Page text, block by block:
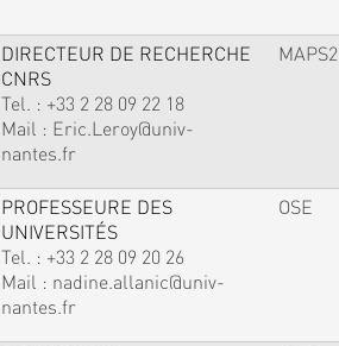
DIRECTEUR DE RECHERCHE
CNRS
Tel. : +33 2 28 09 22 18
Mail : Eric.Leroy@univ-
nantes.fr
MAPS2
PROFESSEURE DES
UNIVERSITÉS
Tel. : +33 2 28 09 20 26
Mail : nadine.allanic@univ-
nantes.fr
OSE